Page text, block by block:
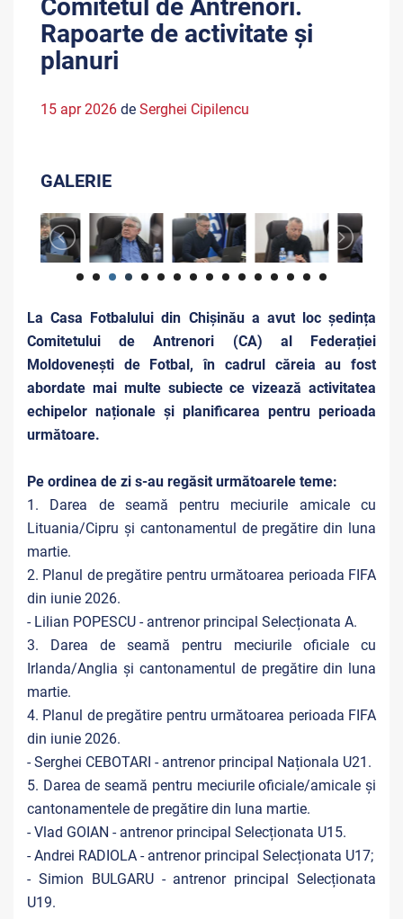
Comitetul de Antrenori.
Rapoarte de activitate și
planuri
15 apr 2026 de Serghei Cipilencu
GALERIE
La Casa Fotbalului din Chișinău a avut loc ședința
Comitetului de Antrenori (CA) al Federației
Moldovenești de Fotbal, în cadrul căreia au fost
abordate mai multe subiecte ce vizează activitatea
echipelor naționale și planificarea pentru perioada
următoare.
Pe ordinea de zi s-au regăsit următoarele teme:
1. Darea de seamă pentru meciurile amicale cu
Lituania/Cipru și cantonamentul de pregătire din luna
martie.
2. Planul de pregătire pentru următoarea perioada FIFA
din iunie 2026.
- Lilian POPESCU - antrenor principal Selecționata A.
3. Darea de seamă pentru meciurile oficiale cu
Irlanda/Anglia și cantonamentul de pregătire din luna
martie.
4. Planul de pregătire pentru următoarea perioada FIFA
din iunie 2026.
- Serghei CEBOTARI - antrenor principal Naționala U21.
5. Darea de seamă pentru meciurile oficiale/amicale și
cantonamentele de pregătire din luna martie.
- Vlad GOIAN - antrenor principal Selecționata U15.
- Andrei RADIOLA - antrenor principal Selecționata U17;
- Simion BULGARU - antrenor principal Selecționata
U19.